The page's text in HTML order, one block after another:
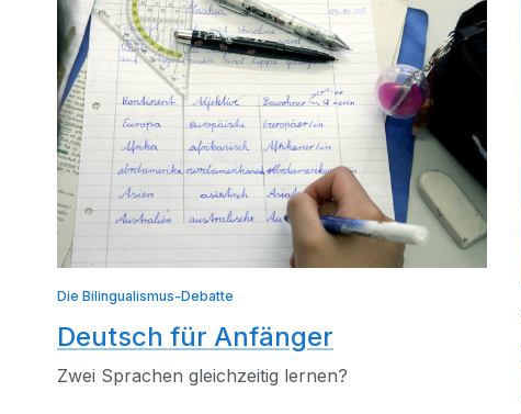
Die Bilingualismus-Debatte
Deutsch für Anfänger
Zwei Sprachen gleichzeitig lernen?